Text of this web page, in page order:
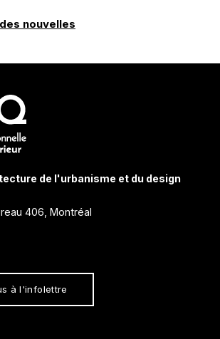
nouvelles
de l'urbanisme et du design
406, Montréal
à l'infolettre